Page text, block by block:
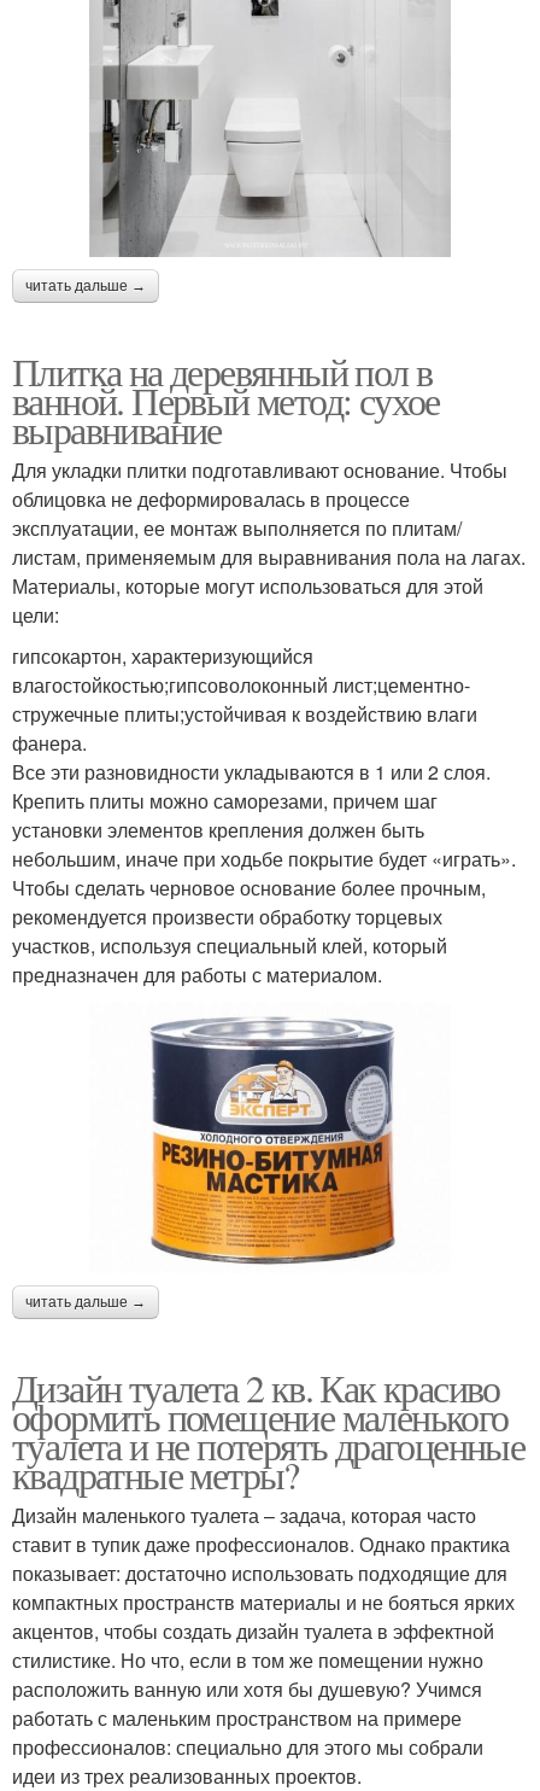
читать дальше →
Плитка на деревянный пол в
ванной. Первый метод: сухое
выравнивание
Для укладки плитки подготавливают основание. Чтобы
облицовка не деформировалась в процессе
эксплуатации, ее монтаж выполняется по плитам/
листам, применяемым для выравнивания пола на лагах.
Материалы, которые могут использоваться для этой
цели:
гипсокартон, характеризующийся
влагостойкостью;гипсоволоконный лист;цементно-
стружечные плиты;устойчивая к воздействию влаги
фанера.
Все эти разновидности укладываются в 1 или 2 слоя.
Крепить плиты можно саморезами, причем шаг
установки элементов крепления должен быть
небольшим, иначе при ходьбе покрытие будет «играть».
Чтобы сделать черновое основание более прочным,
рекомендуется произвести обработку торцевых
участков, используя специальный клей, который
предназначен для работы с материалом.
читать дальше →
Дизайн туалета 2 кв. Как красиво
оформить помещение маленького
туалета и не потерять драгоценные
квадратные метры?
Дизайн маленького туалета – задача, которая часто
ставит в тупик даже профессионалов. Однако практика
показывает: достаточно использовать подходящие для
компактных пространств материалы и не бояться ярких
акцентов, чтобы создать дизайн туалета в эффектной
стилистике. Но что, если в том же помещении нужно
расположить ванную или хотя бы душевую? Учимся
работать с маленьким пространством на примере
профессионалов: специально для этого мы собрали
идеи из трех реализованных проектов.